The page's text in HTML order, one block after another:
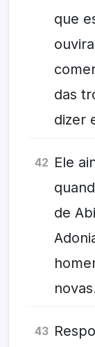
que
das
dizer
42 Ele
de
43